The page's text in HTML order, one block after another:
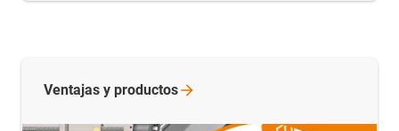
Ventajas y productos